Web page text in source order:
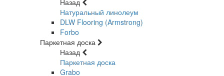
Назад
Натуральный линолеум
DLW Flooring (Armstrong)
Forbo
Паркетная доска
Назад
Паркетная доска
Grabo